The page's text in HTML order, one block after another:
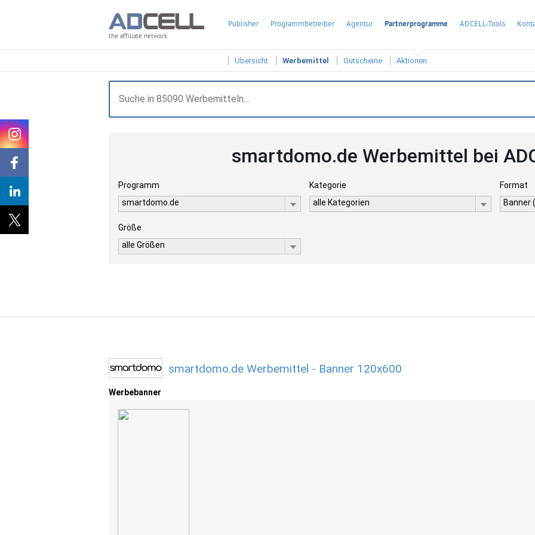
the affiliate network
Publisher Programmbetreiber Agentur Partnerprogramme ADCELL-Tools
Übersicht Werbemittel Gutscheine Aktionen
smartdomo.de Werbemittel bei
Programm
smartdomo.de
Kategorie
alle Kategorien
Format
Banner
Größe
alle Größen
smartdomo.de Werbemittel - Banner 120x600
Werbebanner